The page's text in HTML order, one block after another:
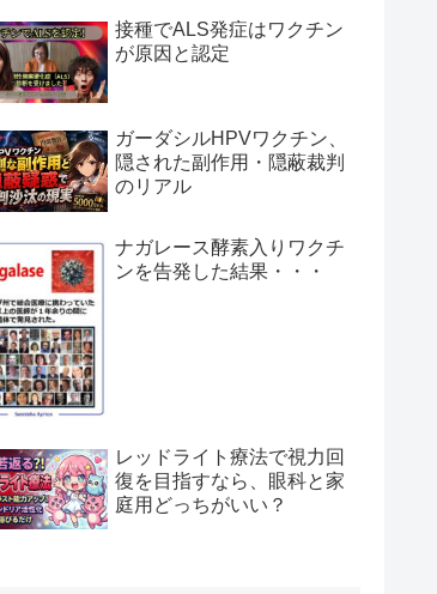
接種でALS発症はワクチン
が原因と認定
ガーダシルHPVワクチン、
隠された副作用・隠蔽裁判
のリアル
ナガレース酵素入りワクチ
ンを告発した結果・・・
レッドライト療法で視力回
復を目指すなら、眼科と家
庭用どっちがいい？